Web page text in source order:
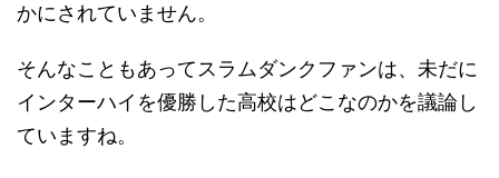
かにされていません。
そんなこともあってスラムダンクファンは、未だに
インターハイを優勝した高校はどこなのかを議論し
ていますね。